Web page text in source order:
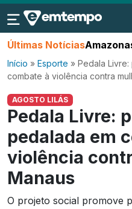
Últimas Notícias
Início » Esporte » Pedala
combate à violência contra
AGOSTO LILÁS
Pedala Livre:
pedalada em
violência
Manaus
O projeto social promove